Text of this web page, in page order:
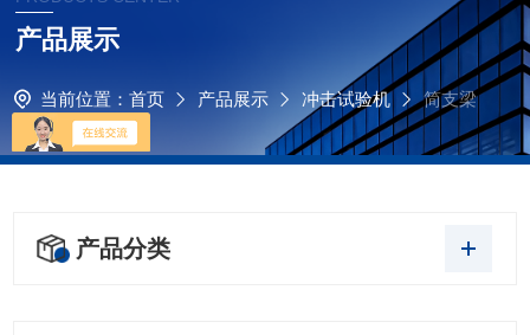
产品展示
当前位置： 首页 产品展示 冲击试验机
简支梁
冲击试验机
产品分类